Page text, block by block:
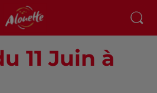
11 Juin à